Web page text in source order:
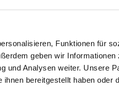
Funktionen für
geben wir
und Analysen weiter. Unsere
bereitgestellt haben oder
stimule la formation de
remonter vers le sol de
de turricules.
importante de
de terre se trouvent
ils se déplacent vers les